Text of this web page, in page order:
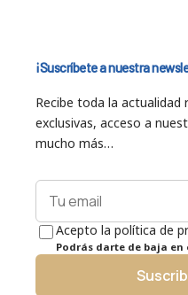
¡Suscríbete a nuestra
Recibe toda la actualidad
exclusivas, acceso a
mucho más…
Acepto la política de
Podrás darte de baja